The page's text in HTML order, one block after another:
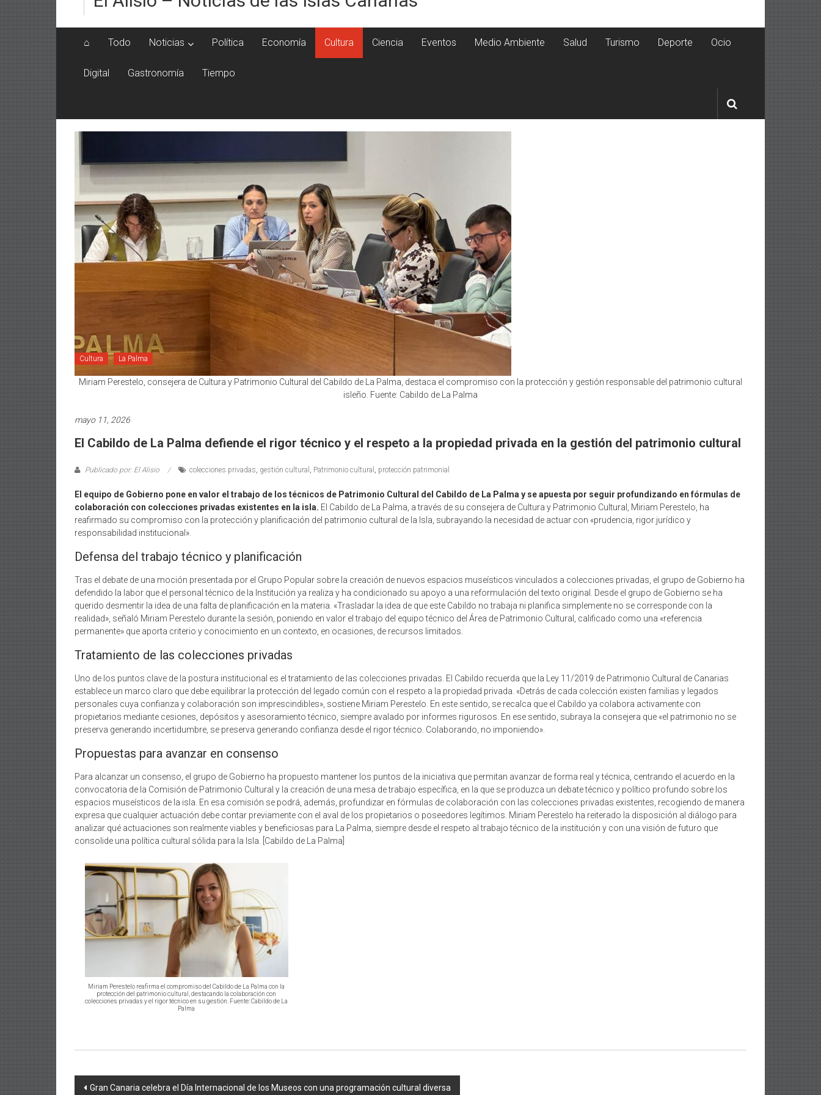
⌂ Todo Noticias Política Economía Cultura Ciencia Eventos Medio Ambiente Salud Turismo Deporte Ocio
Digital Gastronomía Tiempo
Cultura La Palma
Miriam Perestelo, consejera de Cultura y Patrimonio Cultural del Cabildo de La Palma, destaca el compromiso con la protección y gestión responsable del patrimonio cultural
isleño. Fuente: Cabildo de La Palma
mayo 11, 2026
El Cabildo de La Palma defiende el rigor técnico y el respeto a la propiedad privada en la gestión del patrimonio cultural
Publicado por: El Alisio colecciones privadas, gestión cultural , Patrimonio cultural , protección patrimonial
El equipo de Gobierno pone en valor el trabajo de los técnicos de Patrimonio Cultural del Cabildo de La Palma y se apuesta por seguir profundizando en fórmulas de
colaboración con colecciones privadas existentes en la isla. El Cabildo de La Palma, a través de su consejera de Cultura y Patrimonio Cultural, Miriam Perestelo, ha
reafirmado su compromiso con la protección y planificación del patrimonio cultural de la Isla, subrayando la necesidad de actuar con «prudencia, rigor jurídico y
responsabilidad institucional».
Defensa del trabajo técnico y planificación
Tras el debate de una moción presentada por el Grupo Popular sobre la creación de nuevos espacios museísticos vinculados a colecciones privadas, el grupo de Gobierno ha
defendido la labor que el personal técnico de la Institución ya realiza y ha condicionado su apoyo a una reformulación del texto original. Desde el grupo de Gobierno se ha
querido desmentir la idea de una falta de planificación en la materia. «Trasladar la idea de que este Cabildo no trabaja ni planifica simplemente no se corresponde con la
realidad», señaló Miriam Perestelo durante la sesión, poniendo en valor el trabajo del equipo técnico del Área de Patrimonio Cultural, calificado como una «referencia
permanente» que aporta criterio y conocimiento en un contexto, en ocasiones, de recursos limitados.
Tratamiento de las colecciones privadas
Uno de los puntos clave de la postura institucional es el tratamiento de las colecciones privadas. El Cabildo recuerda que la Ley 11/2019 de Patrimonio Cultural de Canarias
establece un marco claro que debe equilibrar la protección del legado común con el respeto a la propiedad privada. «Detrás de cada colección existen familias y legados
personales cuya confianza y colaboración son imprescindibles», sostiene Miriam Perestelo. En este sentido, se recalca que el Cabildo ya colabora activamente con
propietarios mediante cesiones, depósitos y asesoramiento técnico, siempre avalado por informes rigurosos. En ese sentido, subraya la consejera que «el patrimonio no se
preserva generando incertidumbre, se preserva generando confianza desde el rigor técnico. Colaborando, no imponiendo».
Propuestas para avanzar en consenso
Para alcanzar un consenso, el grupo de Gobierno ha propuesto mantener los puntos de la iniciativa que permitan avanzar de forma real y técnica, centrando el acuerdo en la
convocatoria de la Comisión de Patrimonio Cultural y la creación de una mesa de trabajo específica, en la que se produzca un debate técnico y político profundo sobre los
espacios museísticos de la isla. En esa comisión se podrá, además, profundizar en fórmulas de colaboración con las colecciones privadas existentes, recogiendo de manera
expresa que cualquier actuación debe contar previamente con el aval de los propietarios o poseedores legítimos. Miriam Perestelo ha reiterado la disposición al diálogo para
analizar qué actuaciones son realmente viables y beneficiosas para La Palma, siempre desde el respeto al trabajo técnico de la institución y con una visión de futuro que
consolide una política cultural sólida para la Isla. [Cabildo de La Palma]
Miriam Perestelo reafirma el compromiso del Cabildo de La Palma con la
protección del patrimonio cultural, destacando la colaboración con
colecciones privadas y el rigor técnico en su gestión. Fuente: Cabildo de La
Palma
Navegación
Gran Canaria celebra el Día Internacional de los Museos con una programación cultural diversa